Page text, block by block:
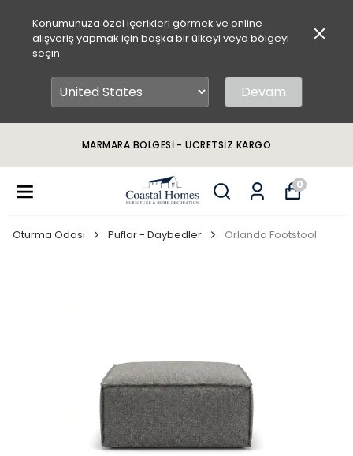
Konumunuza özel içerikleri görmek ve online
alışveriş yapmak için başka bir ülkeyi veya bölgeyi
seçin.
Devam
MARMARA BÖLGESİ - ÜCRETSİZ KARGO
0
Oturma Odası Puflar - Daybedler Orlando Footstool